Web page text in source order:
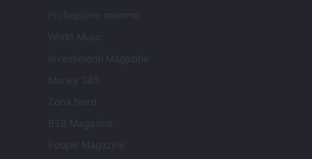
Professione mamma
World Music
Investimenti Magazine
Money 365
Zona Nerd
B2B Magazine
People Magazine